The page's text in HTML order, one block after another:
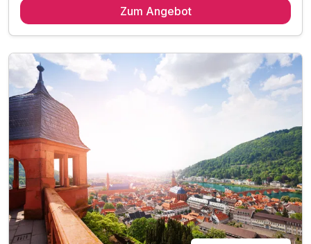
3 x reichhaltiges Frühstück vom Buffet
* inkl. Eintritt in das Universitätsmuseum
* inkl. freie Fahrt mit öffentl. Verkehrsmittel
* inkl. Heidelberg Guide
1 x Welcome Drink
inkl. Nutzung W-Lan
Zum Angebot